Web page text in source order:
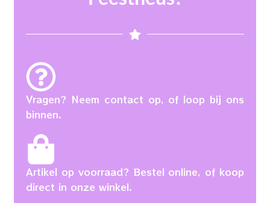
Vragen? Neem contact op, of loop bij ons
binnen.
Artikel op voorraad? Bestel online, of koop
direct in onze winkel.